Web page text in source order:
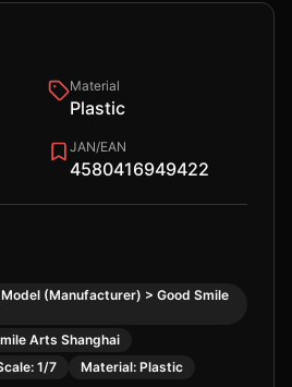
Material
Plastic
JAN/EAN
4580416949422
(Manufacturer) > Good Smile
Arts Shanghai
1/7 Material: Plastic